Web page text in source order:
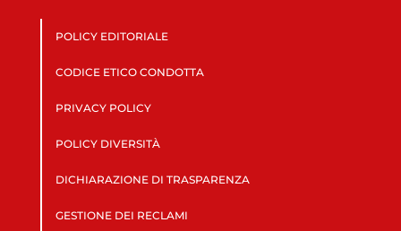
POLICY EDITORIALE
CODICE ETICO CONDOTTA
PRIVACY POLICY
POLICY DIVERSITÀ
DICHIARAZIONE DI TRASPARENZA
GESTIONE DEI RECLAMI